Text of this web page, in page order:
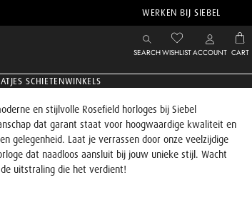
WERKEN BIJ SIEBEL
SEARCHWISHLISTACCOUNT CART
SCHIETENWINKELS
en stijlvolle Rosefield horloges bij Siebel
dat garant staat voor hoogwaardige kwaliteit en
gelegenheid. Laat je verrassen door onze veelzijdige
dat naadloos aansluit bij jouw unieke stijl. Wacht
uitstraling die het verdient!